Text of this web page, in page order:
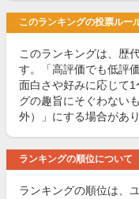
このランキングの投票ルー
このランキングは、歴
す。「高評価でも低評
面白さや好みに応じて
グの趣旨にそぐわない
外）」にする場合があり
ランキングの順位について
ランキングの順位は、